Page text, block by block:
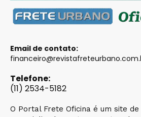
Email de contato:
Telefone:
(11) 2534-5182
O Portal Frete Oficina é um site de